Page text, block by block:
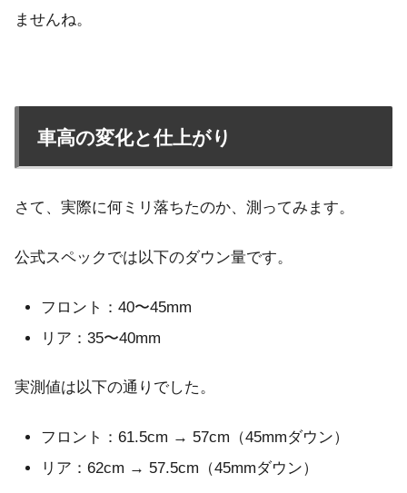
ませんね。
車高の変化と仕上がり
さて、実際に何ミリ落ちたのか、測ってみます。
公式スペックでは以下のダウン量です。
フロント：40〜45mm
リア：35〜40mm
実測値は以下の通りでした。
フロント：61.5cm → 57cm（45mmダウン）
リア：62cm → 57.5cm（45mmダウン）